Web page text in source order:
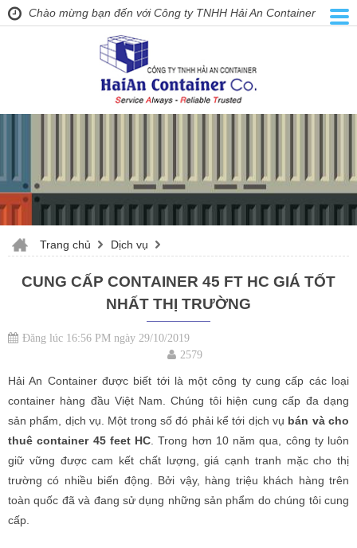
Chào mừng bạn đến với Công ty TNHH Hải An Container
Trang chủ Dịch vụ
CUNG CẤP CONTAINER 45 FT HC GIÁ TỐT
NHẤT THỊ TRƯỜNG
Đăng lúc 16:56 PM ngày 29/10/2019
2579
Hải An Container được biết tới là một công ty cung cấp các loại
container hàng đầu Việt Nam. Chúng tôi hiện cung cấp đa dạng
sản phẩm, dịch vụ. Một trong số đó phải kể tới dịch vụ bán và cho
thuê container 45 feet HC . Trong hơn 10 năm qua, công ty luôn
giữ vững được cam kết chất lượng, giá cạnh tranh mặc cho thị
trường có nhiều biến động. Bởi vậy, hàng triệu khách hàng trên
toàn quốc đã và đang sử dụng những sản phẩm do chúng tôi cung
cấp.